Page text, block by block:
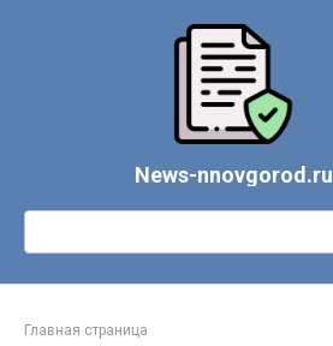
News-nnovgorod.ru
Поиск:
Главная страница